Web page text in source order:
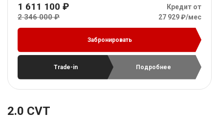
1 611 100 ₽
2 346 000 ₽
Кредит от
27 929 ₽/мес
Забронировать
Trade-in Подробнее
2.0 CVT